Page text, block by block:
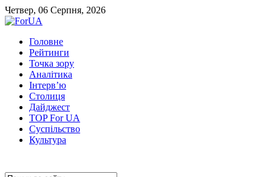
Четвер, 06 Серпня, 2026
Головне
Рейтинги
Точка зору
Аналітика
Інтерв’ю
Столиця
Дайджест
TOP For UA
Суспiльство
Культура